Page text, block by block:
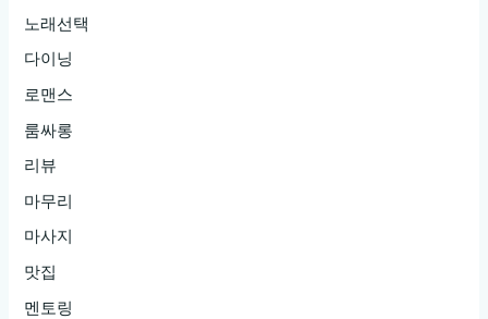
노래선택
다이닝
로맨스
룸싸롱
리뷰
마무리
마사지
맛집
멘토링